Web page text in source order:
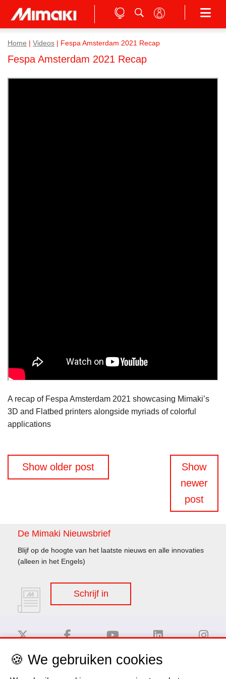
Home Videos Fespa Amsterdam 2021 Recap
Fespa Amsterdam 2021 Recap
A recap of Fespa Amsterdam 2021 showcasing Mimaki’s
3D and Flatbed printers alongside myriads of colorful
applications
Berichtennavigatie
Show older post
Show
newer
post
De Mimaki Nieuwsbrief
Blijf op de hoogte van het laatste nieuws en alle innovaties
(alleen in het Engels)
Schrijf in
🍪 We gebruiken cookies